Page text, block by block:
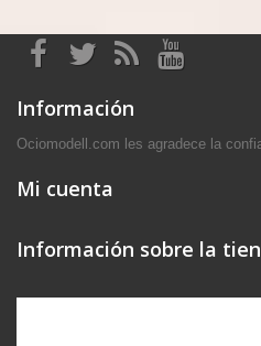
Información
Ociomodell.com les agradece la
Mi cuenta
Información sobre la